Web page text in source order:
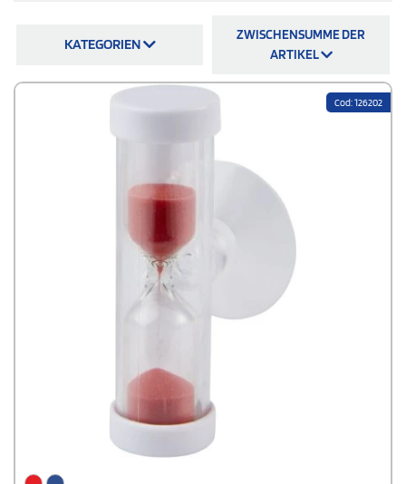
als dekoratives Accessoire auf dem Schreibtisch: Eine Sanduhr fällt auf –
und bleibt im Gedächtnis. In einer Welt voller digitaler Ablenkung bringt
personalisierbaren Modelle
gibt es in verschiedenen Designs,
Größen und Farben – von der klassischen 3-Minuten-Sanduhr bis zu
modernen Varianten mit farbigem Sand oder transparentem Acryl.
hochwertige Drucktechniken, damit Ihr Firmenlogo professionell zur
Geltung kommt. Egal ob als Werbegeschenk, Give-away auf Messen oder
als sympathische Ergänzung zum Schul- oder Office-Bedarf:
verbinden Funktion und Werbewirkung auf
charmante Weise. Und bei Stampasi.de profitieren Sie nicht nur von
einer großen Auswahl, sondern auch von kompetenter Beratung, fairen
Preisen und schneller Lieferung.
KATEGORIEN
ZWISCHENSUMME DER
ARTIKEL
Cod: 126202